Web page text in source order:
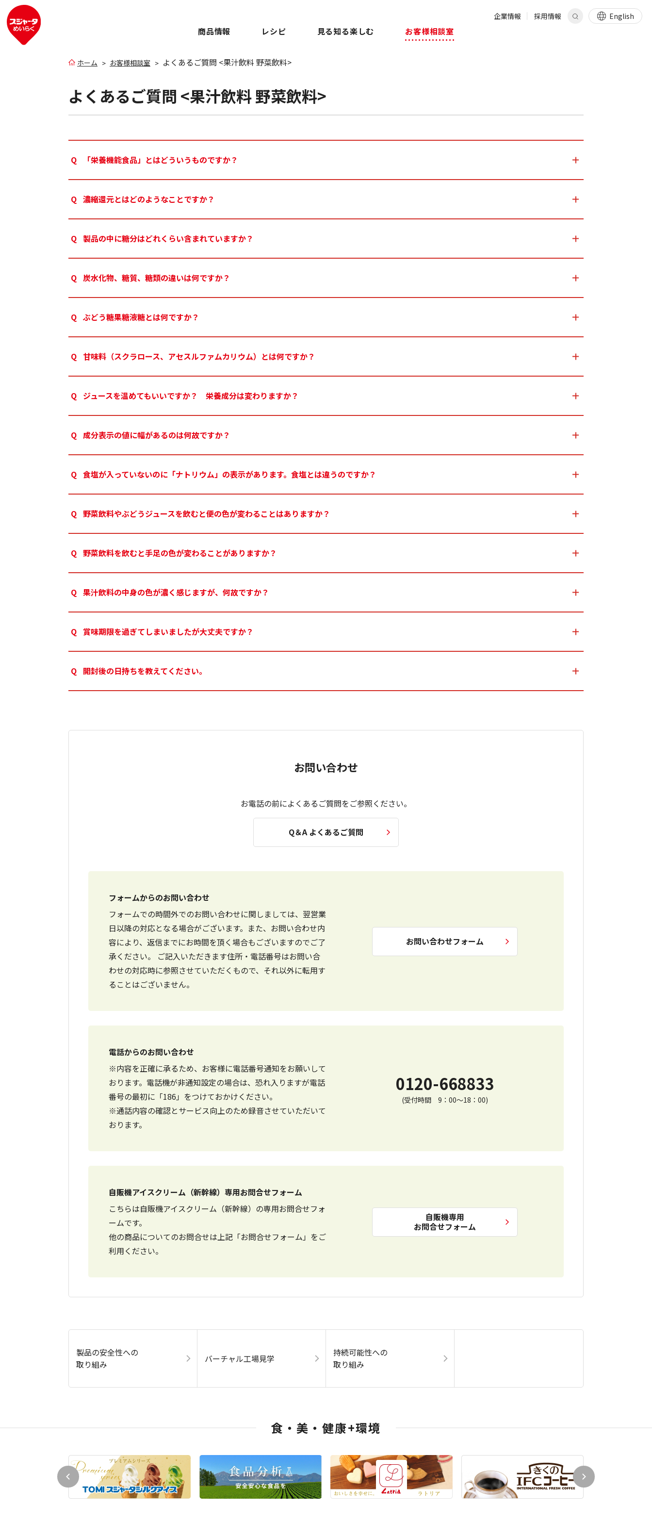
企業情報 採用情報 English
商品情報 レシピ 見る知る楽しむ お客様相談室
ホーム お客様相談室 よくあるご質問 <果汁飲料 野菜飲料>
よくあるご質問 <果汁飲料 野菜飲料>
「栄養機能食品」とはどういうものですか？
濃縮還元とはどのようなことですか？
製品の中に糖分はどれくらい含まれていますか？
炭水化物、糖質、糖類の違いは何ですか？
ぶどう糖果糖液糖とは何ですか？
甘味料（スクラロース、アセスルファムカリウム）とは何ですか？
ジュースを温めてもいいですか？ 栄養成分は変わりますか？
成分表示の値に幅があるのは何故ですか？
食塩が入っていないのに「ナトリウム」の表示があります。食塩とは違うのですか？
野菜飲料やぶどうジュースを飲むと便の色が変わることはありますか？
野菜飲料を飲むと手足の色が変わることがありますか？
果汁飲料の中身の色が濃く感じますが、何故ですか？
賞味期限を過ぎてしまいましたが大丈夫ですか？
開封後の日持ちを教えてください。
お問い合わせ
お電話の前によくあるご質問をご参照ください。
Q＆A よくあるご質問
フォームからのお問い合わせ
フォームでの時間外でのお問い合わせに関しましては、翌営業
日以降の対応となる場合がございます。また、お問い合わせ内
容により、返信までにお時間を頂く場合もございますのでご了
承ください。 ご記入いただきます住所・電話番号はお問い合
わせの対応時に参照させていただくもので、それ以外に転用す
ることはございません。
お問い合わせフォーム
電話からのお問い合わせ
※内容を正確に承るため、お客様に電話番号通知をお願いして
おります。電話機が非通知設定の場合は、恐れ入りますが電話
番号の最初に「186」をつけておかけください。
※通話内容の確認とサービス向上のため録音させていただいて
おります。
0120-668833
(受付時間 9：00～18：00)
自販機アイスクリーム（新幹線）専用お問合せフォーム
こちらは自販機アイスクリーム（新幹線）の専用お問合せフォ
ームです。
他の商品についてのお問合せは上記「お問合せフォーム」をご
利用ください。
自販機専用
お問合せフォーム
製品の安全性への
取り組み
バーチャル工場見学
持続可能性への
取り組み
食・美・健康+環境